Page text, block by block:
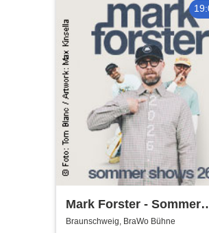
Mark Forster - Sommer
Shows 2026
Braunschweig, BraWo Bühne